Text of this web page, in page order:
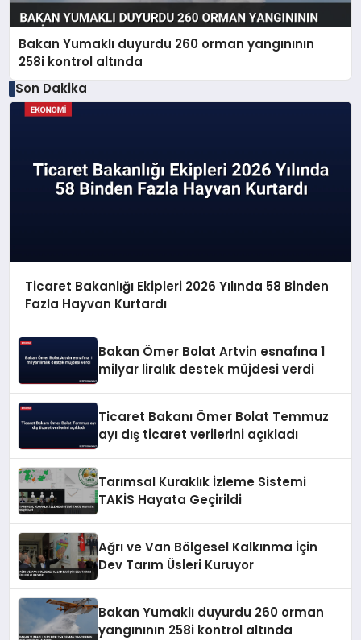
Bakan Yumaklı duyurdu 260 orman yangınının
258i kontrol altında
Son Dakika
Ticaret Bakanlığı Ekipleri 2026 Yılında 58 Binden
Fazla Hayvan Kurtardı
Bakan Ömer Bolat Artvin esnafına 1
milyar liralık destek müjdesi verdi
Ticaret Bakanı Ömer Bolat Temmuz
ayı dış ticaret verilerini açıkladı
Tarımsal Kuraklık İzleme Sistemi
TAKİS Hayata Geçirildi
Ağrı ve Van Bölgesel Kalkınma İçin
Dev Tarım Üsleri Kuruyor
Bakan Yumaklı duyurdu 260 orman
yangınının 258i kontrol altında